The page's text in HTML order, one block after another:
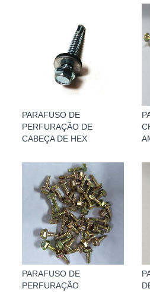
PARAFUSO DE
PERFURAÇÃO DE
CABEÇA DE HEX
PARAFUSO DE
PERFURAÇÃO